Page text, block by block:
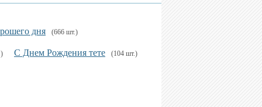
дня (666 шт.)
С Днем Рождения тете (104 шт.)